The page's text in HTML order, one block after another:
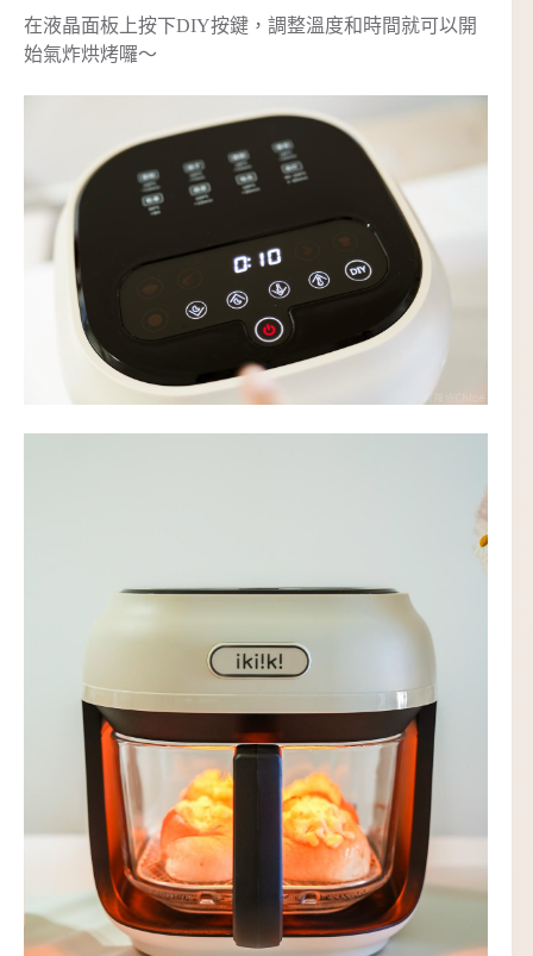
在液晶面板上按下DIY按鍵，調整溫度和時間就可以開
始氣炸烘烤囉～